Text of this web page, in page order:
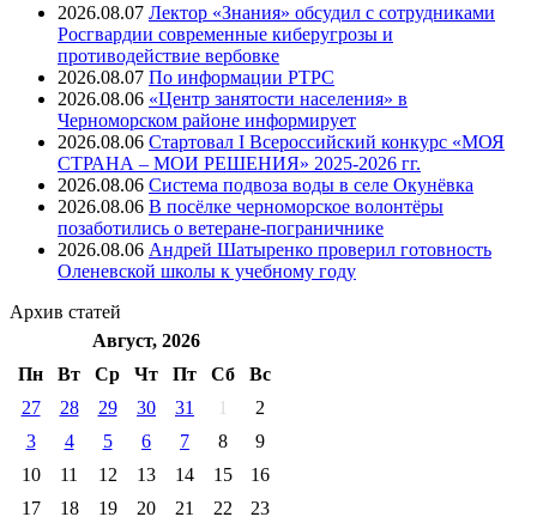
2026.08.07 Лектор «Знания» обсудил с сотрудниками
Росгвардии современные киберугрозы и
противодействие вербовке
2026.08.07 ⁠По информации РТРС
2026.08.06 «Центр занятости населения» в
Черноморском районе информирует
2026.08.06 Стартовал I Всероссийский конкурс «МОЯ
СТРАНА – МОИ РЕШЕНИЯ» 2025-2026 гг.
2026.08.06 Система подвоза воды в селе Окунёвка
2026.08.06 В посёлке черноморское волонтёры
позаботились о ветеране-пограничнике
2026.08.06 Андрей Шатыренко проверил готовность
Оленевской школы к учебному году
Архив статей
Август, 2026
Пн
Вт Ср Чт Пт Cб
Вс
27
28 29 30 31 1
2
3
4 5 6 7 8
9
10
11 12 13 14 15
16
17
18 19 20 21 22
23